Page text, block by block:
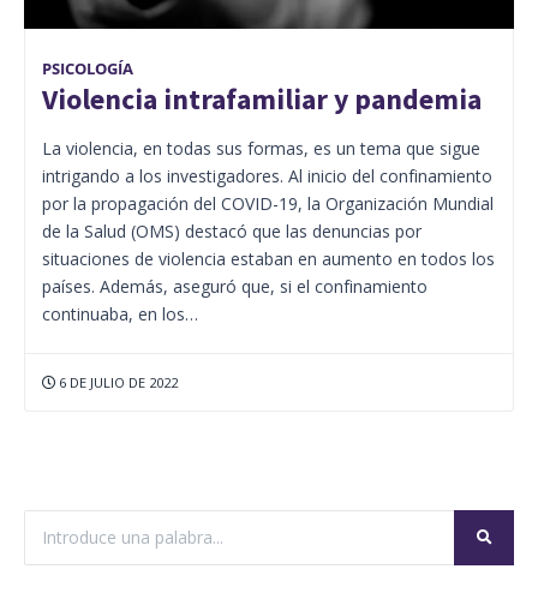
PSICOLOGÍA
Violencia intrafamiliar y pandemia
La violencia, en todas sus formas, es un tema que sigue
intrigando a los investigadores. Al inicio del confinamiento
por la propagación del COVID-19, la Organización Mundial
de la Salud (OMS) destacó que las denuncias por
situaciones de violencia estaban en aumento en todos los
países. Además, aseguró que, si el confinamiento
continuaba, en los…
6 DE JULIO DE 2022